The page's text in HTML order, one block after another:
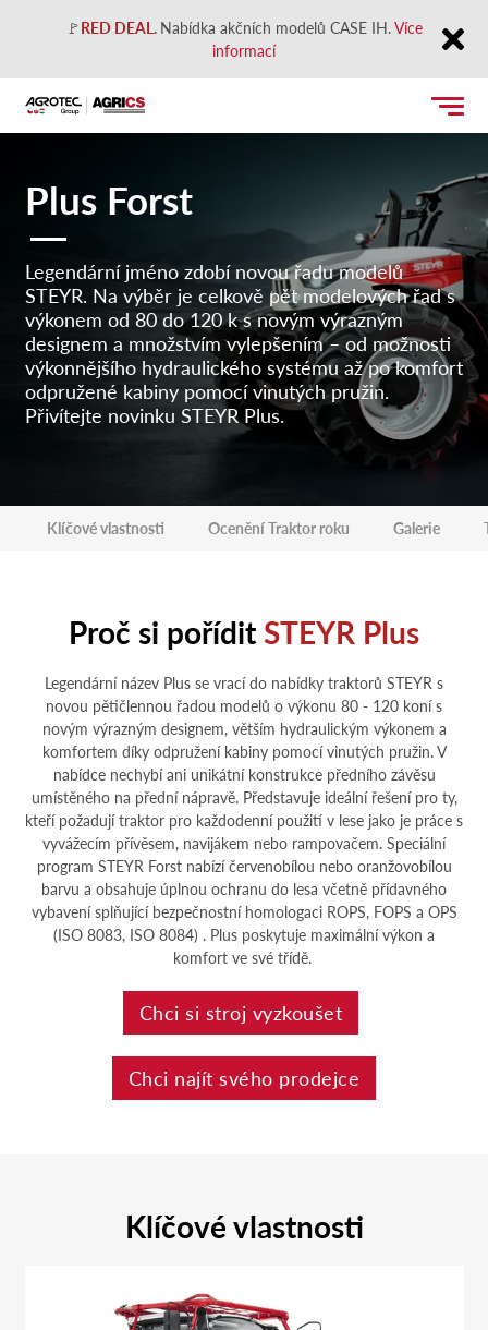
🚩RED DEAL. Nabídka akčních modelů CASE IH.Více
informací
Close
Plus Forst
Legendární jméno zdobí novou řadu modelů
STEYR. Na výběr je celkově pět modelových řad s
výkonem od 80 do 120 k s novým výrazným
designem a množstvím vylepšením – od možnosti
výkonnějšího hydraulického systému až po komfort
odpružené kabiny pomocí vinutých pružin.
Přivítejte novinku STEYR Plus.
Klíčové vlastnosti Ocenění Traktor roku Galerie
Proč si poříditSTEYR Plus
Legendární název Plus se vrací do nabídky traktorů STEYR s
novou pětičlennou řadou modelů o výkonu 80 - 120 koní s
novým výrazným designem, větším hydraulickým výkonem a
komfortem díky odpružení kabiny pomocí vinutých pružin. V
nabídce nechybí ani unikátní konstrukce předního závěsu
umístěného na přední nápravě. Představuje ideální řešení pro ty,
kteří požadují traktor pro každodenní použití v lese jako je práce s
vyvážecím přívěsem, navijákem nebo rampovačem. Speciální
program STEYR Forst nabízí červenobílou nebo oranžovobílou
barvu a obsahuje úplnou ochranu do lesa včetně přídavného
vybavení splňující bezpečnostní homologaci ROPS, FOPS a OPS
(ISO 8083, ISO 8084) . Plus poskytuje maximální výkon a
komfort ve své třídě.
Chci si stroj vyzkoušet
Chci najít svého prodejce
Klíčové vlastnosti